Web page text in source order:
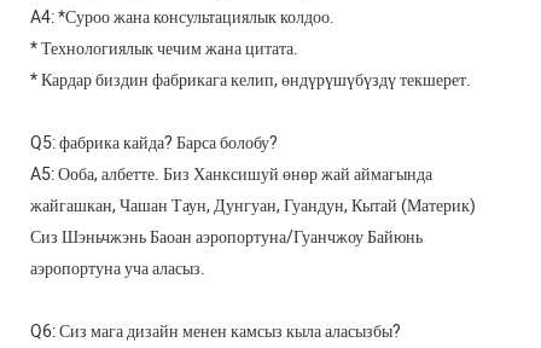
A4: *Суроо жана консультациялык колдоо.
* Технологиялык чечим жана цитата.
* Кардар биздин фабрикага келип, өндүрүшүбүздү текшерет.
Q5: фабрика кайда? Барса болобу?
A5: Ооба, албетте. Биз Ханксишуй өнөр жай аймагында
жайгашкан, Чашан Таун, Дунгуан, Гуандун, Кытай (Материк)
Сиз Шэньчжэнь Баоан аэропортуна/Гуанчжоу Байюнь
аэропортуна уча аласыз.
Q6: Сиз мага дизайн менен камсыз кыла аласызбы?